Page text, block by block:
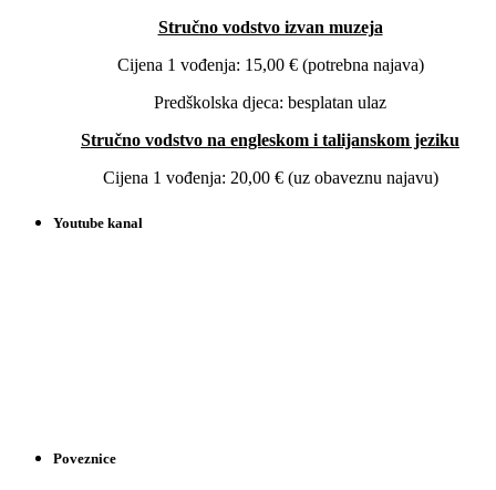
Stručno vodstvo izvan muzeja
Cijena 1 vođenja: 15,00 € (potrebna najava)
Predškolska djeca: besplatan ulaz
Stručno vodstvo na engleskom i talijanskom jeziku
Cijena 1 vođenja: 20,00 € (uz obaveznu najavu)
Youtube kanal
Poveznice